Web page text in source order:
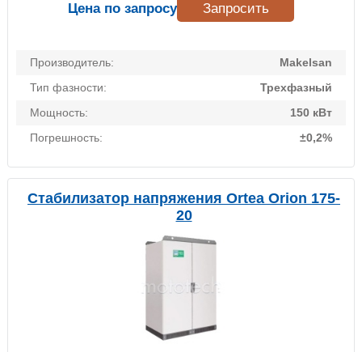
Производитель:
Makelsan
Тип фазности:
Трехфазный
Мощность:
150 кВт
Погрешность:
±0,2%
Цена по запросу Запросить
Стабилизатор напряжения Ortea Orion 175-
20